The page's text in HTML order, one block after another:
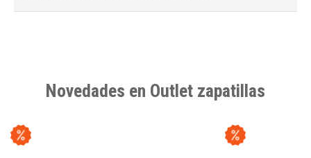
Novedades en Outlet zapatillas